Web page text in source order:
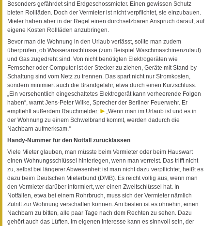
Besonders gefährdet sind Erdgeschossmieter. Einen gewissen Schutz
bieten Rollläden. Doch der Vermieter ist nicht verpflichtet, sie einzubauen.
Mieter haben aber in der Regel einen durchsetzbaren Anspruch darauf, auf
eigene Kosten Rollläden anzubringen.
Bevor man die Wohnung in den Urlaub verlässt, sollte man zudem
überprüfen, ob Wasseranschlüsse (zum Beispiel Waschmaschinenzulauf)
und Gas zugedreht sind. Von nicht benötigten Elektrogeräten wie
Fernseher oder Computer ist der Stecker zu ziehen, Geräte mit Stand-by-
Schaltung sind vom Netz zu trennen. Das spart nicht nur Stromkosten,
sondern minimiert auch die Brandgefahr, etwa durch einen Kurzschluss.
„Ein versehentlich eingeschaltetes Elektrogerät kann verheerende Folgen
haben“, warnt Jens-Peter Wilke, Sprecher der Berliner Feuerwehr. Er
empfiehlt außerdem Rauchmelder:
„Wenn man im Urlaub ist und es in
der Wohnung zu einem Schwelbrand kommt, werden dadurch die
Nachbarn aufmerksam.“
Handy-Nummer für den Notfall zurücklassen
Viele Mieter glauben, man müsste beim Vermieter oder beim Hauswart
einen Wohnungsschlüssel hinterlegen, wenn man verreist. Das trifft nicht
zu, selbst bei längerer Abwesenheit ist man nicht dazu verpflichtet, heißt es
dazu beim Deutschen Mieterbund (DMB). Es reicht völlig aus, wenn man
den Vermieter darüber informiert, wer einen Zweitschlüssel hat. In
Notfällen, etwa bei einem Rohrbruch, muss sich der Vermieter nämlich
Zutritt zur Wohnung verschaffen können. Am besten ist es ohnehin, einen
Nachbarn zu bitten, alle paar Tage nach dem Rechten zu sehen. Dazu
gehört auch das Lüften. Im eigenen Interesse kann es sinnvoll sein, der